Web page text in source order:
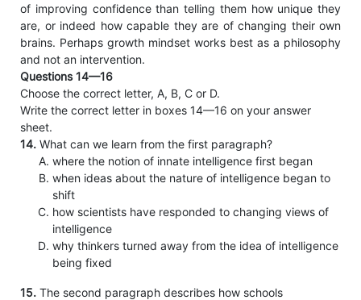
of improving confidence than telling them how unique they
are, or indeed how capable they are of changing their own
brains. Perhaps growth mindset works best as a philosophy
and not an intervention.
Questions 14—16
Choose the correct letter, A, B, C or D.
Write the correct letter in boxes 14—16 on your answer
sheet.
14. What can we learn from the first paragraph?
where the notion of innate intelligence first began
when ideas about the nature of intelligence began to
shift
how scientists have responded to changing views of
intelligence
why thinkers turned away from the idea of intelligence
being fixed
15. The second paragraph describes how schools